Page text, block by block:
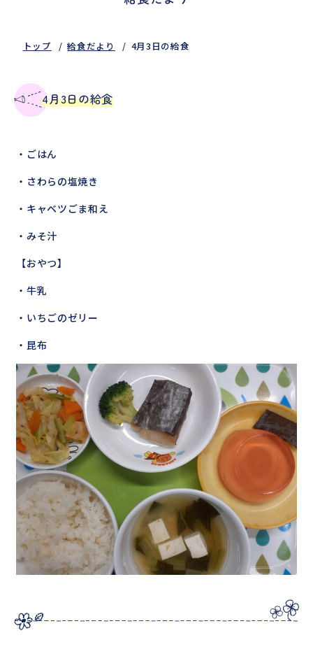
トップ 給食だより 4月3日の給食
4月3日の給食
・ごはん
・さわらの塩焼き
・キャベツごま和え
・みそ汁
【おやつ】
・牛乳
・いちごのゼリー
・昆布